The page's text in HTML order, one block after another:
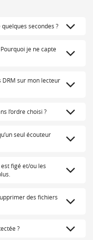
secondes ?
je ne capte
DRM sur mon lecteur
l’ordre choisi ?
seul écouteur
figé et/ou les
des fichiers
?